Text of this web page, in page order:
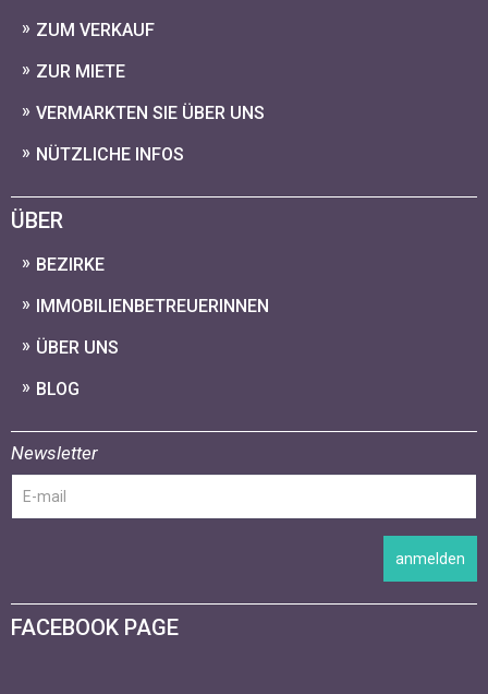
ZUM VERKAUF
ZUR MIETE
VERMARKTEN SIE ÜBER UNS
NÜTZLICHE INFOS
ÜBER
BEZIRKE
IMMOBILIENBETREUERINNEN
ÜBER UNS
BLOG
Newsletter
anmelden
FACEBOOK PAGE